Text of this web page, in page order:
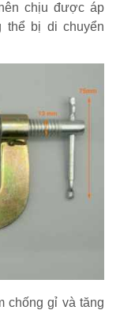
chịu được áp
thể bị di chuyển
chống gỉ và tăng